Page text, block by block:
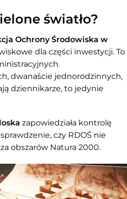
światło?
Ochrony Środowiska w
dla części inwestycji. To
dwanaście jednorodzinnych,
dziennikarze, to jedynie
zapowiedziała kontrolę
czy RDOŚ nie
obszarów Natura 2000.